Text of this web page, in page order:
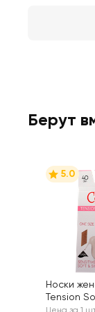
Берут
5.0
Носки
Tension
natural,
Цена за 1